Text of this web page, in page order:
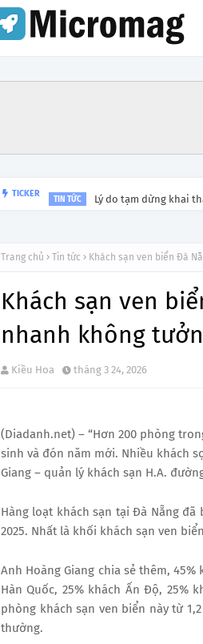
TICKER TIN TỨC Lý do tạm dừng khai
Trang chủ Tin tức Khách sạn ven biển Đà
Khách sạn ven
nhanh không
Kiều Hoa tháng 3 24, 2026
(Diadanh.net) – “Hơn 200 phòng
sinh và đón năm mới. Nhiều khách
Giang – quản lý khách sạn H.A.
Hàng loạt khách sạn tại Đà Nẵng
2025. Nhất là khối khách sạn ven
Anh Hoàng Giang chia sẻ thêm,
Hàn Quốc, 25% khách Ấn Độ, 25%
phòng khách sạn ven biển này từ
thường.